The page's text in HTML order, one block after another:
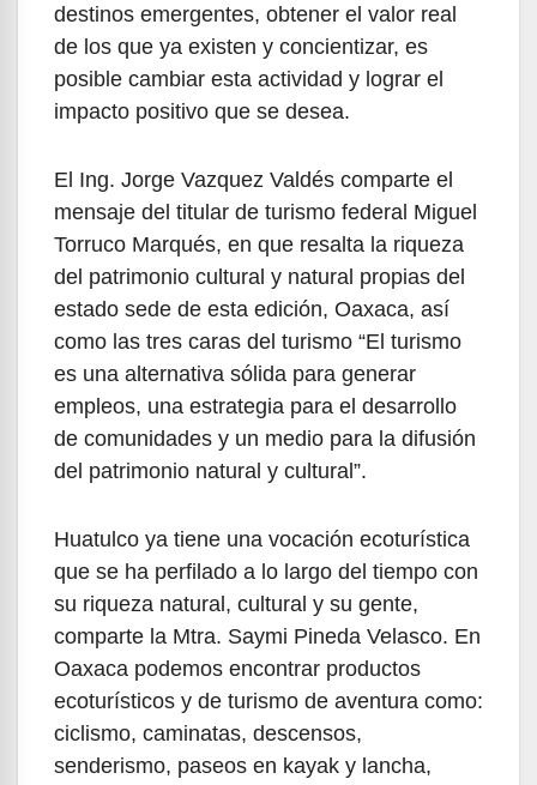
destinos emergentes, obtener el valor real
de los que ya existen y concientizar, es
posible cambiar esta actividad y lograr el
impacto positivo que se desea.
El Ing. Jorge Vazquez Valdés comparte el
mensaje del titular de turismo federal Miguel
Torruco Marqués, en que resalta la riqueza
del patrimonio cultural y natural propias del
estado sede de esta edición, Oaxaca, así
como las tres caras del turismo “El turismo
es una alternativa sólida para generar
empleos, una estrategia para el desarrollo
de comunidades y un medio para la difusión
del patrimonio natural y cultural”.
Huatulco ya tiene una vocación ecoturística
que se ha perfilado a lo largo del tiempo con
su riqueza natural, cultural y su gente,
comparte la Mtra. Saymi Pineda Velasco. En
Oaxaca podemos encontrar productos
ecoturísticos y de turismo de aventura como:
ciclismo, caminatas, descensos,
senderismo, paseos en kayak y lancha,